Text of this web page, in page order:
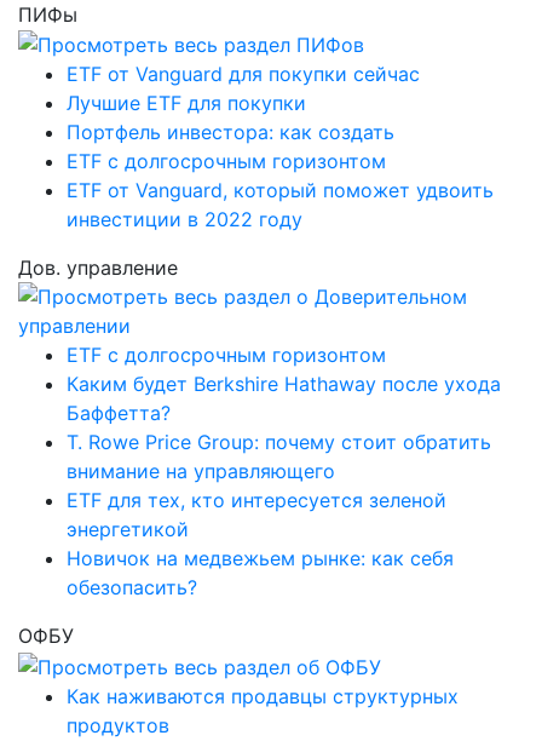
ПИФы
ETF от Vanguard для покупки сейчас
Лучшие ETF для покупки
Портфель инвестора: как создать
ETF с долгосрочным горизонтом
ETF от Vanguard, который поможет удвоить
инвестиции в 2022 году
Дов. управление
ETF с долгосрочным горизонтом
Каким будет Berkshire Hathaway после ухода
Баффетта?
T. Rowe Price Group: почему стоит обратить
внимание на управляющего
ETF для тех, кто интересуется зеленой
энергетикой
Новичок на медвежьем рынке: как себя
обезопасить?
ОФБУ
Как наживаются продавцы структурных
продуктов